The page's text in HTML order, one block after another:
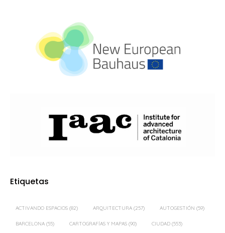
Etiquetas
ACTIVANDO ESPACIOS (82) ARQUITECTURA (257) AUTOGESTIÓN (59)
BARCELONA (55) CARTOGRAFÍAS Y MAPAS (90) CIUDAD (553)